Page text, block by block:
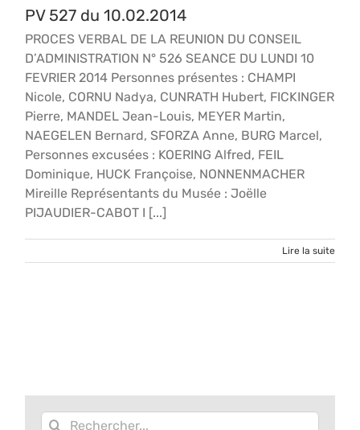
PV 527 du 10.02.2014
PROCES VERBAL DE LA REUNION DU CONSEIL
D’ADMINISTRATION N° 526 SEANCE DU LUNDI 10
FEVRIER 2014 Personnes présentes : CHAMPI
Nicole, CORNU Nadya, CUNRATH Hubert, FICKINGER
Pierre, MANDEL Jean-Louis, MEYER Martin,
NAEGELEN Bernard, SFORZA Anne, BURG Marcel,
Personnes excusées : KOERING Alfred, FEIL
Dominique, HUCK Françoise, NONNENMACHER
Mireille Représentants du Musée : Joëlle
PIJAUDIER-CABOT I [...]
Lire la suite
Rechercher: